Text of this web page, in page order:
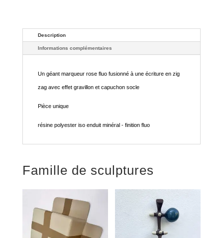
Description
Informations complémentaires
Un géant marqueur rose fluo fusionné à une écriture en zig
zag avec effet gravillon et capuchon socle
Pièce unique
résine polyester iso enduit minéral - finition fluo
Famille de sculptures